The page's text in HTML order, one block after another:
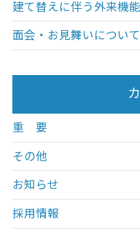
建て替えに伴う外来機
面会・お見舞いについて
重 要
その他
お知らせ
採用情報